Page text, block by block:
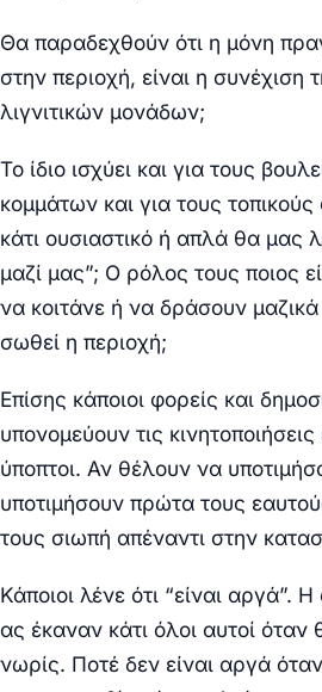
Θα παραδεχθούν ότι η μόνη
στην περιοχή, είναι η συνέχιση
λιγνιτικών μονάδων;
Το ίδιο ισχύει και για τους
κομμάτων και για τους
κάτι ουσιαστικό ή απλά θα μας
μαζί μας”; Ο ρόλος τους ποιος
να κοιτάνε ή να δράσουν
σωθεί η περιοχή;
Επίσης κάποιοι φορείς και
υπονομεύουν τις
ύποπτοι. Αν θέλουν να
υποτιμήσουν πρώτα τους
τους σιωπή απέναντι στην
Κάποιοι λένε ότι “είναι αργά”.
ας έκαναν κάτι όλοι αυτοί
νωρίς. Ποτέ δεν είναι αργά